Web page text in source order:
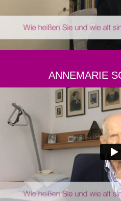
ANNEMARIE